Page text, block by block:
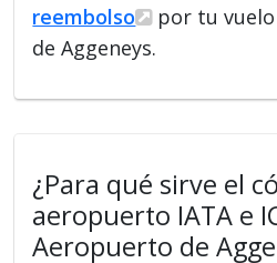
reembolso
por tu vuelo
de Aggeneys.
¿Para qué sirve el
aeropuerto IATA e
Aeropuerto de